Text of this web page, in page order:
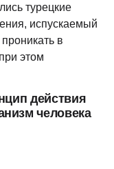
турецкие
испускаемый
в
этом
действия
человека